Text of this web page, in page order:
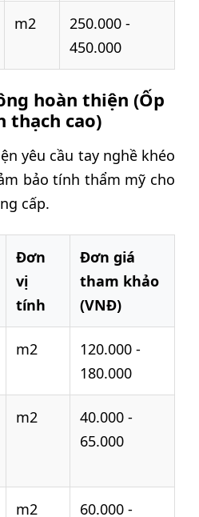
m2
250.000 -
450.000
hoàn thiện (Ốp
thạch cao)
yêu cầu tay nghề khéo
bảo tính thẩm mỹ cho
cấp.
Đơn
vị
tính
Đơn giá
tham khảo
(VNĐ)
m2
120.000 -
180.000
m2
40.000 -
65.000
m2
60.000 -